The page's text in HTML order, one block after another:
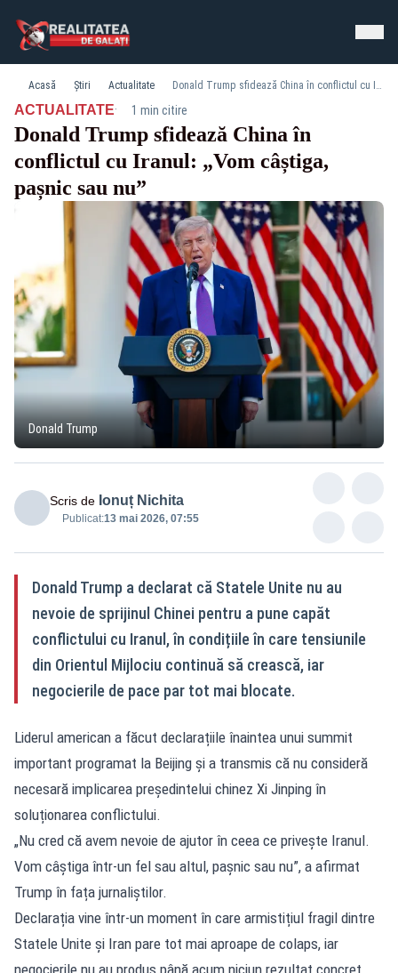
Acasă Știri Actualitate Donald Trump sfidează China în conflictul cu Iranul: „Vom câștiga, pașnic sau nu”
ACTUALITATE· 1 min citire
Donald Trump sfidează China în
conflictul cu Iranul: „Vom câștiga,
pașnic sau nu”
Donald Trump
Scris de Ionuț Nichita
Publicat:13 mai 2026, 07:55
Donald Trump a declarat că Statele Unite nu au
nevoie de sprijinul Chinei pentru a pune capăt
conflictului cu Iranul, în condițiile în care tensiunile
din Orientul Mijlociu continuă să crească, iar
negocierile de pace par tot mai blocate.
Liderul american a făcut declarațiile înaintea unui summit
important programat la Beijing și a transmis că nu consideră
necesară implicarea președintelui chinez Xi Jinping în
soluționarea conflictului.
„Nu cred că avem nevoie de ajutor în ceea ce privește Iranul.
Vom câștiga într-un fel sau altul, pașnic sau nu”, a afirmat
Trump în fața jurnaliștilor.
Declarația vine într-un moment în care armistițiul fragil dintre
Statele Unite și Iran pare tot mai aproape de colaps, iar
negocierile nu au produs până acum niciun rezultat concret.